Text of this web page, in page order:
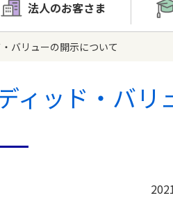
法人のお客さま
バリューの開示について
ィッド・バリ